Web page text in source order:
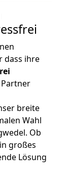
dass ihre
breite
Wahl
Ob
großes
Lösung